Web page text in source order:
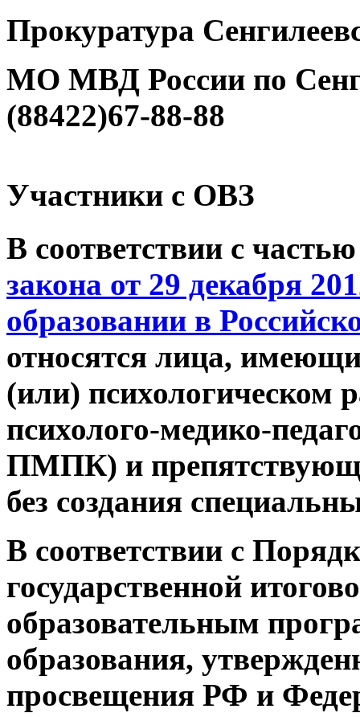
Прокуратура
МО МВД России по
(88422)67-88-88
Участники с ОВЗ
В соответствии с
закона от 29 декабря
образовании в
относятся лица,
(или) психологическом
психолого-медико-
ПМПК) и
без создания
В соответствии с
государственной
образовательным
образования,
просвещения РФ и